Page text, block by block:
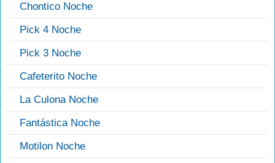
Chontico Noche
Pick 4 Noche
Pick 3 Noche
Cafeterito Noche
La Culona Noche
Fantástica Noche
Motilon Noche